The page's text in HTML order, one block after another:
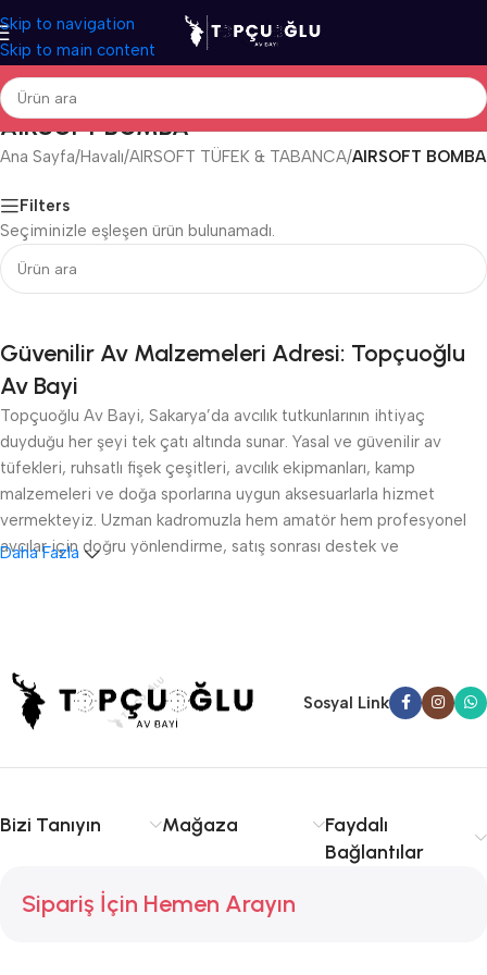
Skip to navigation
Skip to main content
AIRSOFT BOMBA
Ana Sayfa/Havalı/AIRSOFT TÜFEK & TABANCA/AIRSOFT BOMBA
Filters
Seçiminizle eşleşen ürün bulunamadı.
Güvenilir Av Malzemeleri Adresi: Topçuoğlu
Av Bayi
Topçuoğlu Av Bayi, Sakarya’da avcılık tutkunlarının ihtiyaç
duyduğu her şeyi tek çatı altında sunar. Yasal ve güvenilir av
tüfekleri, ruhsatlı fişek çeşitleri, avcılık ekipmanları, kamp
malzemeleri ve doğa sporlarına uygun aksesuarlarla hizmet
vermekteyiz. Uzman kadromuzla hem amatör hem profesyonel
avcılar için doğru yönlendirme, satış sonrası destek ve
sunuyoruz. Avcılıkta kalite, güvenlik ve deneyim için Topçuoğlu
Av sizinle!
Daha Fazla
Sosyal Link
Bizi Tanıyın Mağaza
Faydalı
Bağlantılar
Sipariş İçin Hemen Arayın